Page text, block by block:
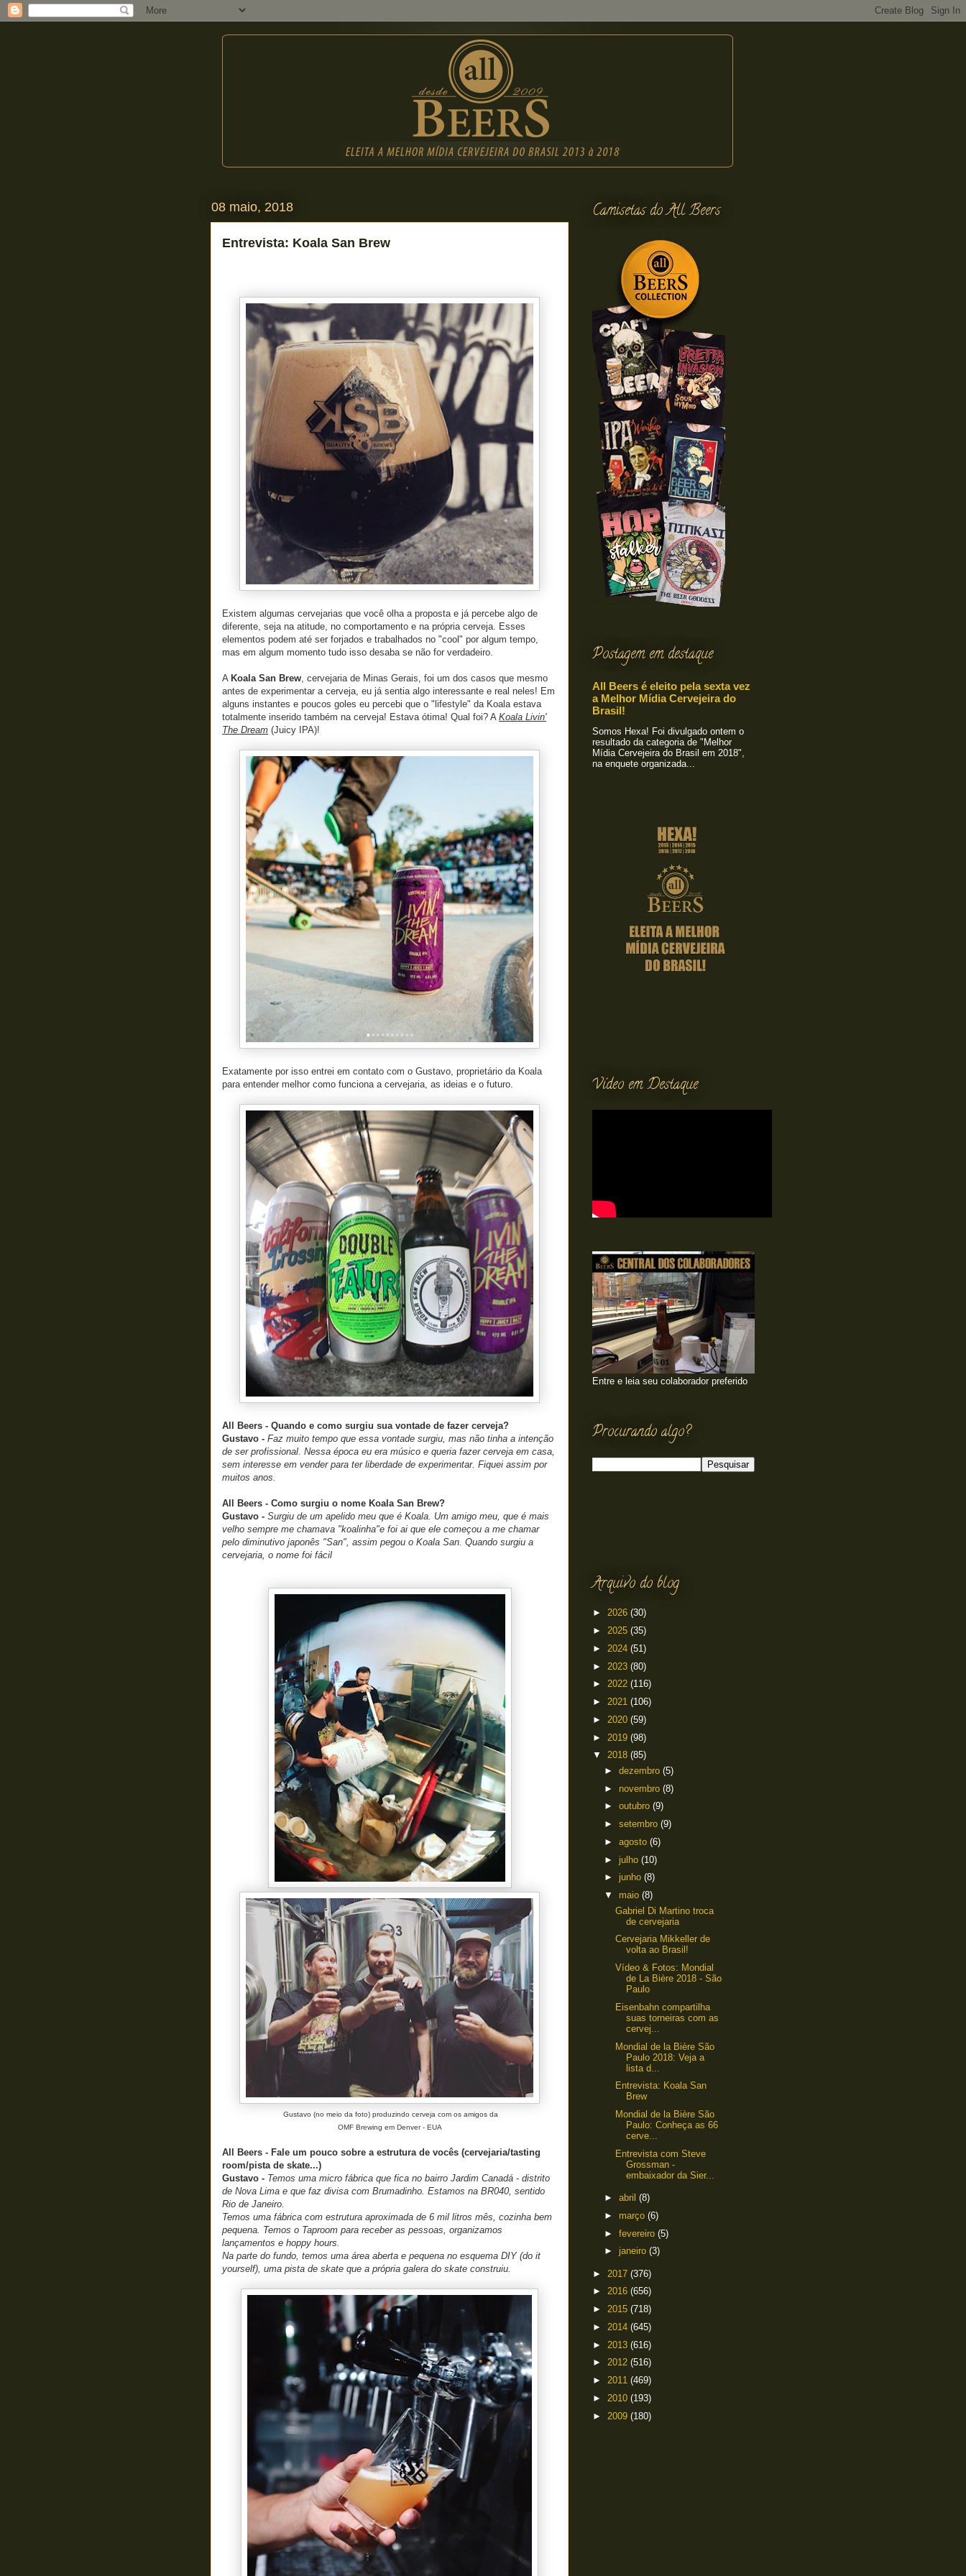
08 maio, 2018
Entrevista: Koala San Brew
Existem algumas cervejarias que você olha a proposta e já percebe algo de
diferente, seja na atitude, no comportamento e na própria cerveja. Esses
elementos podem até ser forjados e trabalhados no "cool" por algum tempo,
mas em algum momento tudo isso desaba se não for verdadeiro.
A Koala San Brew, cervejaria de Minas Gerais, foi um dos casos que mesmo
antes de experimentar a cerveja, eu já sentia algo interessante e real neles! Em
alguns instantes e poucos goles eu percebi que o "lifestyle" da Koala estava
totalmente inserido também na cerveja! Estava ótima! Qual foi? A Koala Livin'
The Dream (Juicy IPA)!
Exatamente por isso entrei em contato com o Gustavo, proprietário da Koala
para entender melhor como funciona a cervejaria, as ideias e o futuro.
All Beers - Quando e como surgiu sua vontade de fazer cerveja?
Gustavo - Faz muito tempo que essa vontade surgiu, mas não tinha a intenção
de ser profissional. Nessa época eu era músico e queria fazer cerveja em casa,
sem interesse em vender para ter liberdade de experimentar. Fiquei assim por
muitos anos.
All Beers - Como surgiu o nome Koala San Brew?
Gustavo - Surgiu de um apelido meu que é Koala. Um amigo meu, que é mais
velho sempre me chamava "koalinha"e foi ai que ele começou a me chamar
pelo diminutivo japonês "San", assim pegou o Koala San. Quando surgiu a
cervejaria, o nome foi fácil
Gustavo (no meio da foto) produzindo cerveja com os amigos da
OMF Brewing em Denver - EUA
All Beers - Fale um pouco sobre a estrutura de vocês (cervejaria/tasting
room/pista de skate...)
Gustavo - Temos uma micro fábrica que fica no bairro Jardim Canadá - distrito
de Nova Lima e que faz divisa com Brumadinho. Estamos na BR040, sentido
Rio de Janeiro.
Temos uma fábrica com estrutura aproximada de 6 mil litros mês, cozinha bem
pequena. Temos o Taproom para receber as pessoas, organizamos
lançamentos e hoppy hours.
Na parte do fundo, temos uma área aberta e pequena no esquema DIY (do it
yourself), uma pista de skate que a própria galera do skate construiu.
Camisetas do All Beers
Postagem em destaque
All Beers é eleito pela sexta vez
a Melhor Mídia Cervejeira do
Brasil!
Somos Hexa! Foi divulgado ontem o
resultado da categoria de "Melhor
Mídia Cervejeira do Brasil em 2018",
na enquete organizada...
Vídeo em Destaque
Entre e leia seu colaborador preferido
Procurando algo?
Arquivo do blog
► 2026 (30)
► 2025 (35)
► 2024 (51)
► 2023 (80)
► 2022 (116)
► 2021 (106)
► 2020 (59)
► 2019 (98)
▼ 2018 (85)
► dezembro (5)
► novembro (8)
► outubro (9)
► setembro (9)
► agosto (6)
► julho (10)
► junho (8)
▼ maio (8)
Gabriel Di Martino troca
de cervejaria
Cervejaria Mikkeller de
volta ao Brasil!
Vídeo & Fotos: Mondial
de La Bière 2018 - São
Paulo
Eisenbahn compartilha
suas torneiras com as
cervej...
Mondial de la Bière São
Paulo 2018: Veja a
lista d...
Entrevista: Koala San
Brew
Mondial de la Bière São
Paulo: Conheça as 66
cerve...
Entrevista com Steve
Grossman -
embaixador da Sier...
► abril (8)
► março (6)
► fevereiro (5)
► janeiro (3)
► 2017 (376)
► 2016 (656)
► 2015 (718)
► 2014 (645)
► 2013 (616)
► 2012 (516)
► 2011 (469)
► 2010 (193)
► 2009 (180)